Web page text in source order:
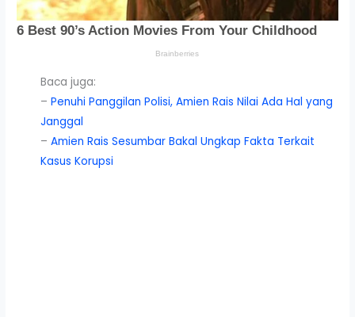
Baca juga:
–Penuhi Panggilan Polisi, Amien Rais Nilai Ada Hal yang
Janggal
–Amien Rais Sesumbar Bakal Ungkap Fakta Terkait
Kasus Korupsi